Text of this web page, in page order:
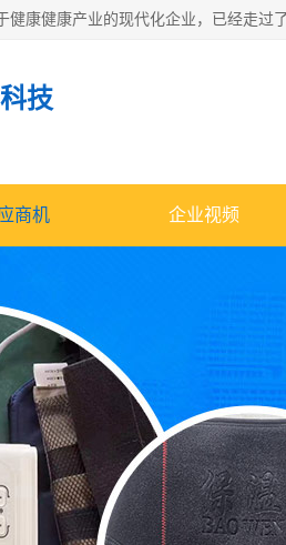
技
商机 企业视频